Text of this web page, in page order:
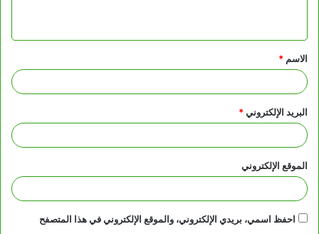
ق
*
الاسم *
البريد الإلكتروني*
الموقع الإلكتروني
احفظ اسمي، بريدي الإلكتروني، والموقع الإلكتروني في هذا المتصفح